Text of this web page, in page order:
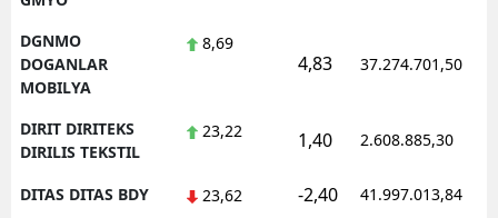
DGNMO
DOGANLAR
MOBILYA
8,69
4,83 37.274.701,50
DIRIT DIRITEKS
DIRILIS TEKSTIL
23,22 1,40 2.608.885,30
DITAS DITAS BDY 23,62 -2,40 41.997.013,84